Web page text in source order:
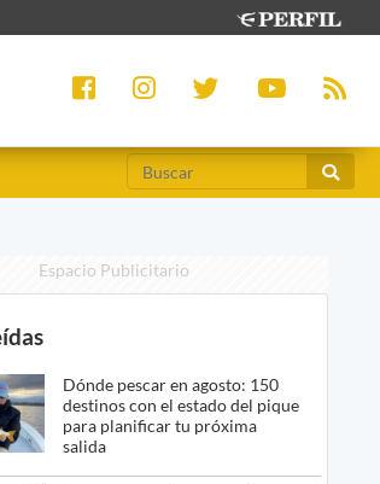
Espacio Publicitario
Dónde pescar en agosto: 150
destinos con el estado del pique
para planificar tu próxima
salida